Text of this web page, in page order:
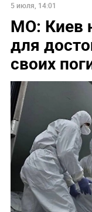
5 июля, 14:01
МО: Киев
для
своих